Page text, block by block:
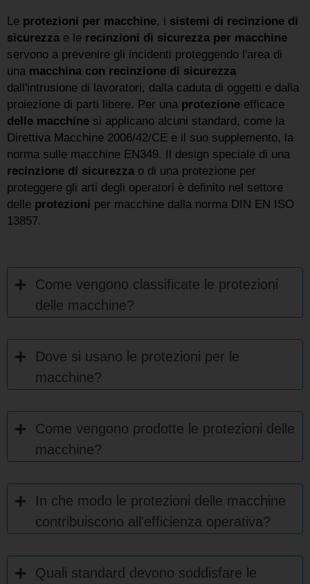
Le protezioni per macchine, i sistemi di recinzione di
sicurezza e le recinzioni di sicurezza per macchine
servono a prevenire gli incidenti proteggendo l'area di
una macchina con recinzione di sicurezza
dall'intrusione di lavoratori, dalla caduta di oggetti e dalla
proiezione di parti libere. Per una protezione efficace
delle macchine si applicano alcuni standard, come la
Direttiva Macchine 2006/42/CE e il suo supplemento, la
norma sulle macchine EN349. Il design speciale di una
recinzione di sicurezza o di una protezione per
proteggere gli arti degli operatori è definito nel settore
delle protezioni per macchine dalla norma DIN EN ISO
13857.
Come vengono classificate le protezioni
delle macchine?
Dove si usano le protezioni per le
macchine?
Come vengono prodotte le protezioni delle
macchine?
In che modo le protezioni delle macchine
contribuiscono all'efficienza operativa?
Quali standard devono soddisfare le